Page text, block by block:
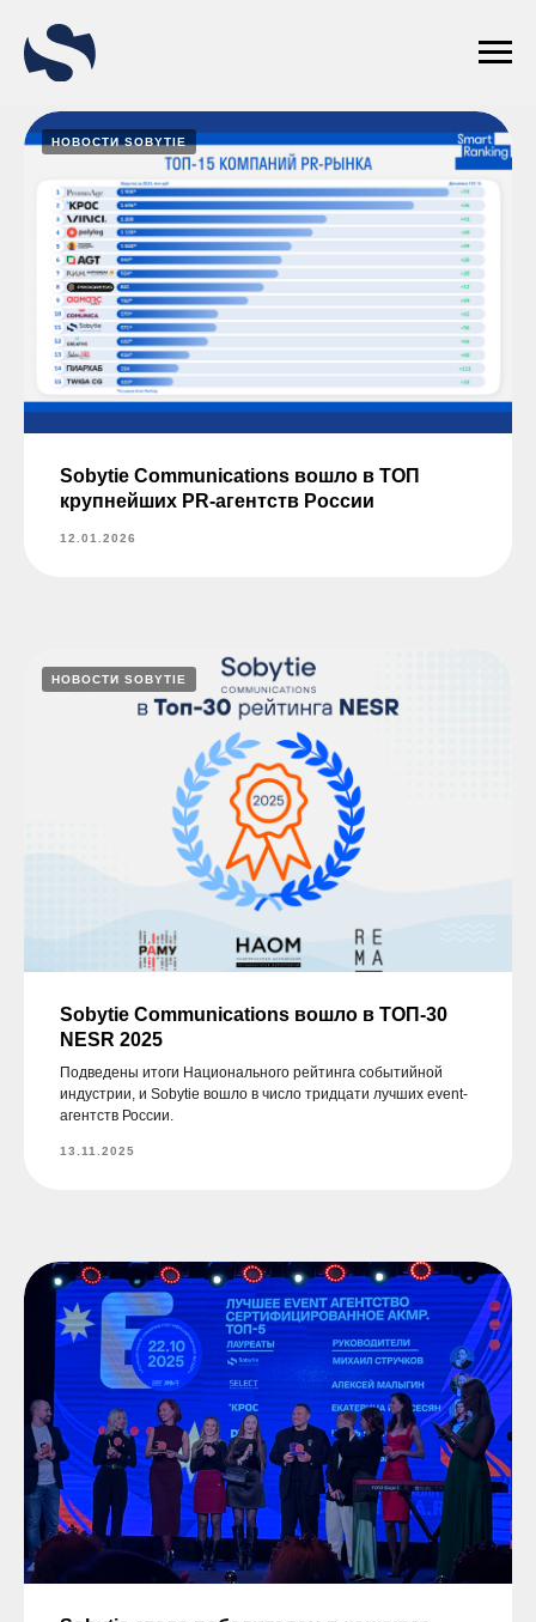
НОВОСТИ SOBYTIE
Sobytie Communications вошло в ТОП
крупнейших PR-агентств России
12.01.2026
НОВОСТИ SOBYTIE
Sobytie Communications вошло в ТОП-30
NESR 2025
Подведены итоги Национального рейтинга событийной
индустрии, и Sobytie вошло в число тридцати лучших event-
агентств России.
13.11.2025